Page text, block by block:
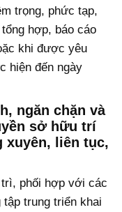
trọng, phức tạp,
hợp, báo cáo
khi được yêu
hiện đến ngày
ngăn chặn và
sở hữu trí
liên tục,
trì, phối hợp với các
trung triển khai